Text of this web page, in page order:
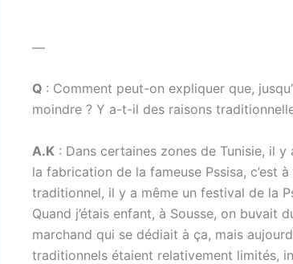
—
Q : Comment peut-on expliquer que,
moindre ? Y a-t-il des raisons
A.K : Dans certaines zones de Tunisie, il
la fabrication de la fameuse Pssisa, c’est
traditionnel, il y a même un festival de la
Quand j’étais enfant, à Sousse, on buvait
marchand qui se dédiait à ça, mais
traditionnels étaient relativement limités,